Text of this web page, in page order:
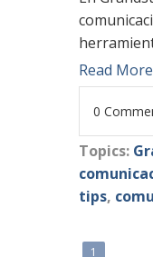
Read More
0
Topics:
tips,
1